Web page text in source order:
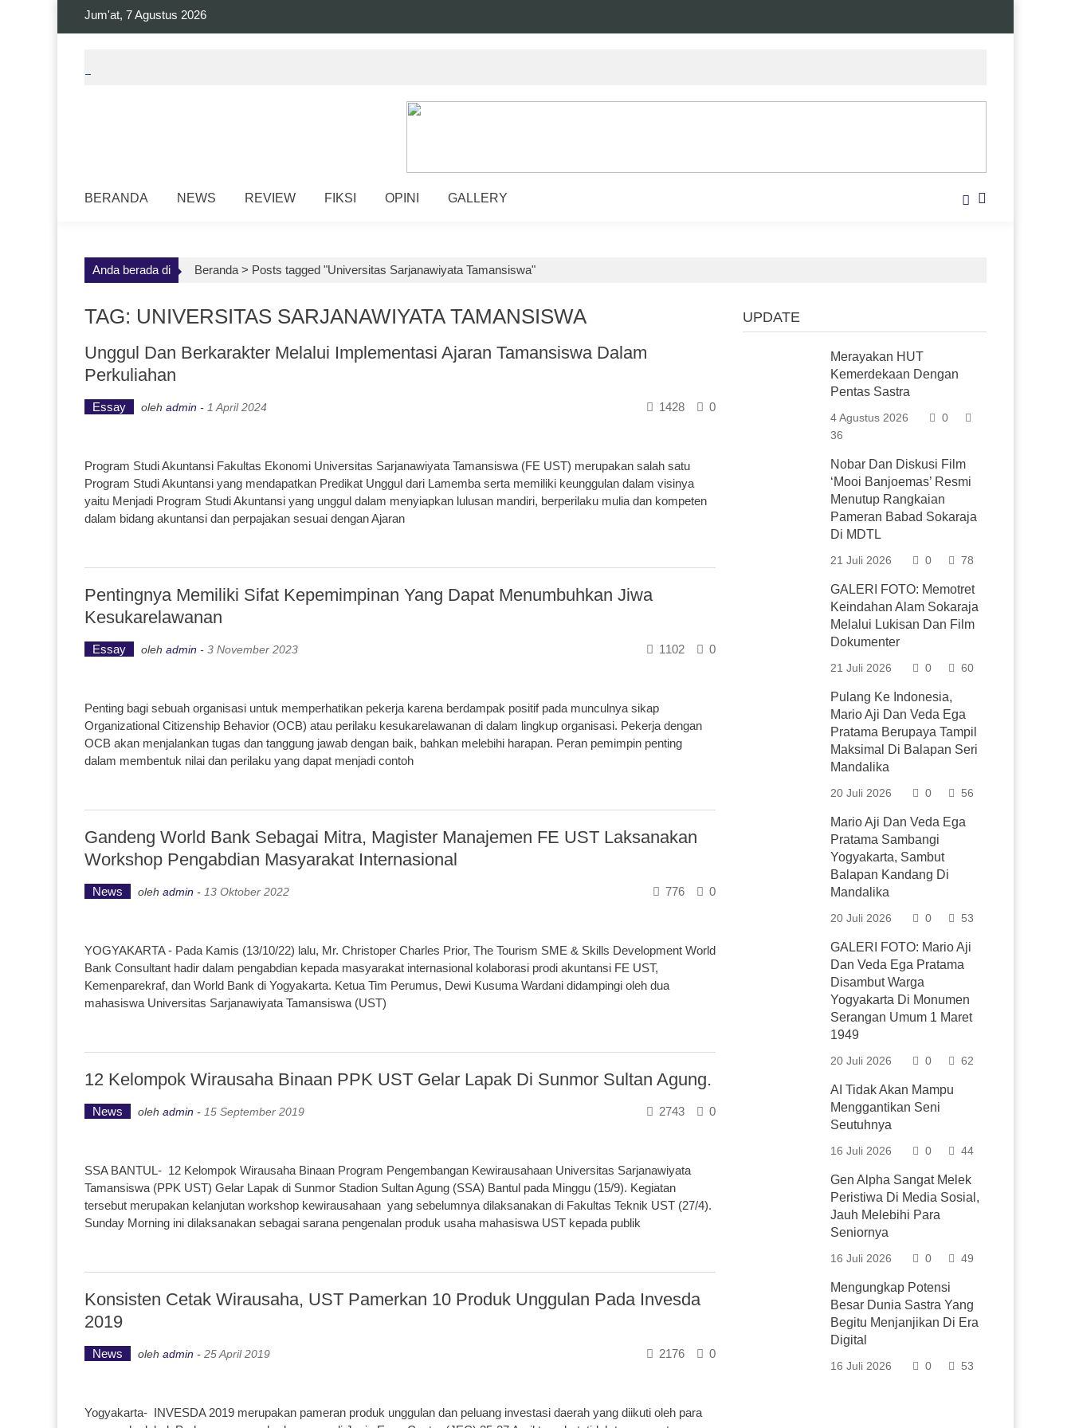
Jum'at, 7 Agustus 2026
BERANDA NEWS REVIEW FIKSI OPINI GALLERY
Anda berada di Beranda > Posts tagged "Universitas Sarjanawiyata Tamansiswa"
TAG: UNIVERSITAS SARJANAWIYATA TAMANSISWA
Unggul Dan Berkarakter Melalui Implementasi Ajaran Tamansiswa Dalam
Perkuliahan
Essay oleh admin - 1 April 2024 0
1428
Program Studi Akuntansi Fakultas Ekonomi Universitas Sarjanawiyata Tamansiswa (FE UST) merupakan salah satu
Program Studi Akuntansi yang mendapatkan Predikat Unggul dari Lamemba serta memiliki keunggulan dalam visinya
yaitu Menjadi Program Studi Akuntansi yang unggul dalam menyiapkan lulusan mandiri, berperilaku mulia dan kompeten
dalam bidang akuntansi dan perpajakan sesuai dengan Ajaran
Pentingnya Memiliki Sifat Kepemimpinan Yang Dapat Menumbuhkan Jiwa
Kesukarelawanan
Essay oleh admin - 3 November 2023 0
1102
Penting bagi sebuah organisasi untuk memperhatikan pekerja karena berdampak positif pada munculnya sikap
Organizational Citizenship Behavior (OCB) atau perilaku kesukarelawanan di dalam lingkup organisasi. Pekerja dengan
OCB akan menjalankan tugas dan tanggung jawab dengan baik, bahkan melebihi harapan. Peran pemimpin penting
dalam membentuk nilai dan perilaku yang dapat menjadi contoh
Gandeng World Bank Sebagai Mitra, Magister Manajemen FE UST Laksanakan
Workshop Pengabdian Masyarakat Internasional
News oleh admin - 13 Oktober 2022 0
776
YOGYAKARTA - Pada Kamis (13/10/22) lalu, Mr. Christoper Charles Prior, The Tourism SME & Skills Development World
Bank Consultant hadir dalam pengabdian kepada masyarakat internasional kolaborasi prodi akuntansi FE UST,
Kemenparekraf, dan World Bank di Yogyakarta. Ketua Tim Perumus, Dewi Kusuma Wardani didampingi oleh dua
mahasiswa Universitas Sarjanawiyata Tamansiswa (UST)
12 Kelompok Wirausaha Binaan PPK UST Gelar Lapak Di Sunmor Sultan Agung.
News oleh admin - 15 September 2019 0
2743
SSA BANTUL- 12 Kelompok Wirausaha Binaan Program Pengembangan Kewirausahaan Universitas Sarjanawiyata
Tamansiswa (PPK UST) Gelar Lapak di Sunmor Stadion Sultan Agung (SSA) Bantul pada Minggu (15/9). Kegiatan
tersebut merupakan kelanjutan workshop kewirausahaan yang sebelumnya dilaksanakan di Fakultas Teknik UST (27/4).
Sunday Morning ini dilaksanakan sebagai sarana pengenalan produk usaha mahasiswa UST kepada publik
Konsisten Cetak Wirausaha, UST Pamerkan 10 Produk Unggulan Pada Invesda
2019
News oleh admin - 25 April 2019 0
2176
Yogyakarta- INVESDA 2019 merupakan pameran produk unggulan dan peluang investasi daerah yang diikuti oleh para
UPDATE
Merayakan HUT
Kemerdekaan Dengan
Pentas Sastra
4 Agustus 2026
0
36
Nobar Dan Diskusi Film
‘Mooi Banjoemas’ Resmi
Menutup Rangkaian
Pameran Babad Sokaraja
Di MDTL
21 Juli 2026 0 78
GALERI FOTO: Memotret
Keindahan Alam Sokaraja
Melalui Lukisan Dan Film
Dokumenter
21 Juli 2026 0 60
Pulang Ke Indonesia,
Mario Aji Dan Veda Ega
Pratama Berupaya Tampil
Maksimal Di Balapan Seri
Mandalika
20 Juli 2026 0 56
Mario Aji Dan Veda Ega
Pratama Sambangi
Yogyakarta, Sambut
Balapan Kandang Di
Mandalika
20 Juli 2026 0 53
GALERI FOTO: Mario Aji
Dan Veda Ega Pratama
Disambut Warga
Yogyakarta Di Monumen
Serangan Umum 1 Maret
1949
20 Juli 2026 0 62
AI Tidak Akan Mampu
Menggantikan Seni
Seutuhnya
16 Juli 2026 0 44
Gen Alpha Sangat Melek
Peristiwa Di Media Sosial,
Jauh Melebihi Para
Seniornya
16 Juli 2026 0 49
Mengungkap Potensi
Besar Dunia Sastra Yang
Begitu Menjanjikan Di Era
Digital
16 Juli 2026 0 53